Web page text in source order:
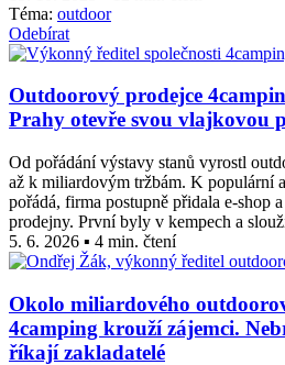
Téma: outdoor
Odebírat
Outdoorový prodejce
Prahy otevře svou vlajkovou
Od pořádání výstavy stanů vyrostl
až k miliardovým tržbám. K populární
pořádá, firma postupně přidala e-shop
prodejny. První byly v kempech a
5. 6. 2026 ▪ 4 min. čtení
Okolo miliardového
4camping krouží zájemci.
říkají zakladatelé